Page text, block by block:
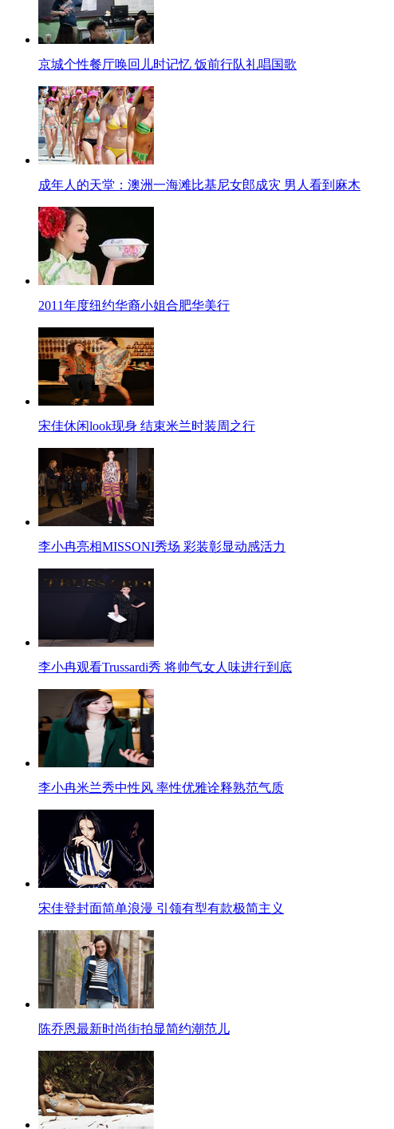
京城个性餐厅唤回儿时记忆 饭前行队礼唱国歌
成年人的天堂：澳洲一海滩比基尼女郎成灾 男人看到麻木
2011年度纽约华裔小姐合肥华美行
宋佳休闲look现身 结束米兰时装周之行
李小冉亮相MISSONI秀场 彩装彰显动感活力
李小冉观看Trussardi秀 将帅气女人味进行到底
李小冉米兰秀中性风 率性优雅诠释熟范气质
宋佳登封面简单浪漫 引领有型有款极简主义
陈乔恩最新时尚街拍显简约潮范儿